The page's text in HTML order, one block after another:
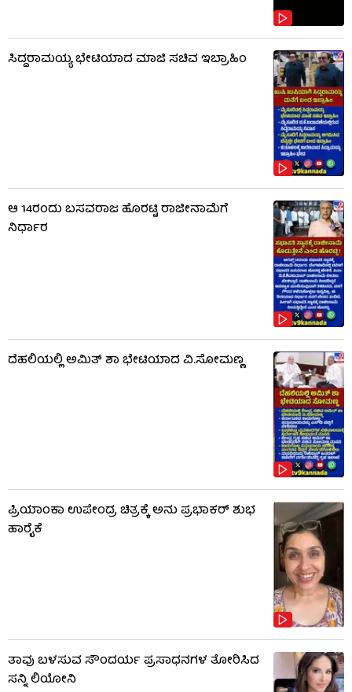
ಸಿದ್ದರಾಮಯ್ಯ ಭೇಟಿಯಾದ ಮಾಜಿ ಸಚಿವ ಇಬ್ರಾಹಿಂ
ಆ 14ರಂದು ಬಸವರಾಜ ಹೊರಟ್ಟಿ ರಾಜೀನಾಮೆಗೆ
ನಿರ್ಧಾರ
ದೆಹಲಿಯಲ್ಲಿ ಅಮಿತ್ ಶಾ ಭೇಟಿಯಾದ ವಿ.ಸೋಮಣ್ಣ
ಪ್ರಿಯಾಂಕಾ ಉಪೇಂದ್ರ ಚಿತ್ರಕ್ಕೆ ಅನು ಪ್ರಭಾಕರ್ ಶುಭ
ಹಾರೈಕೆ
ತಾವು ಬಳಸುವ ಸೌಂದರ್ಯ ಪ್ರಸಾಧನಗಳ ತೋರಿಸಿದ
ಸನ್ನಿ ಲಿಯೋನಿ